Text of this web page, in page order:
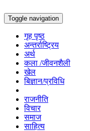
Toggle navigation
गृह पृष्ठ
अन्तर्राष्ट्रिय
अर्थ
कला /जीवनशैली
खेल
बिज्ञान/प्रविधि
राजनीति
विचार
समाज
साहित्य